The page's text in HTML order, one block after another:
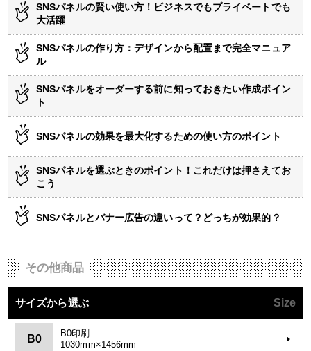
SNSパネルの賢い使い方！ビジネスでもプライベートでも
大活躍
SNSパネルの作り方：デザインから配置まで完全マニュア
ル
SNSパネルをオーダーする前に知っておきたい作成ポイン
ト
SNSパネルの効果を最大化するための使い方のポイント
SNSパネルを選ぶときのポイント！これだけは押さえてお
こう
SNSパネルとバナー広告の違いって？どっちが効果的？
その他商品
サイズから選ぶ Size
B0
B0印刷
1030mm×1456mm